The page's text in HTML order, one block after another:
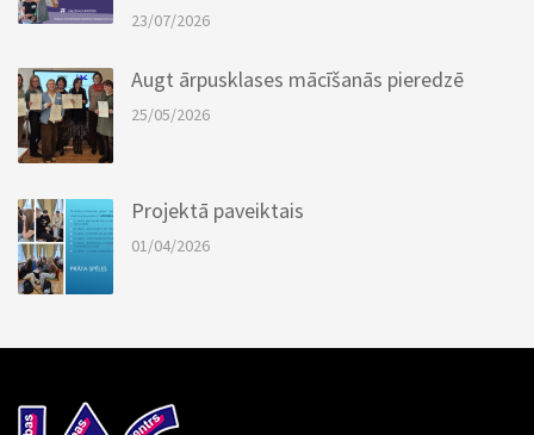
23/07/2026
Augt ārpusklases mācīšanās pieredzē
25/05/2026
Projektā paveiktais
01/04/2026